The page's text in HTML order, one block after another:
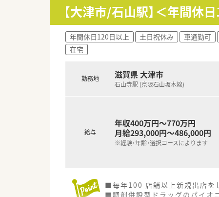
【大津市/石山駅】＜年間休
年間休日120日以上 土日祝休み 車通勤可
在宅
勤務地 滋賀県 大津市
石山寺駅 (京阪石山坂本線)
給与
年収400万円～770万円
月給293,000円～486,000円
※経験・年齢・選択コースによります
■毎年100 店舗以上新規出店を
■調剤併設型ドラッグのパイオ